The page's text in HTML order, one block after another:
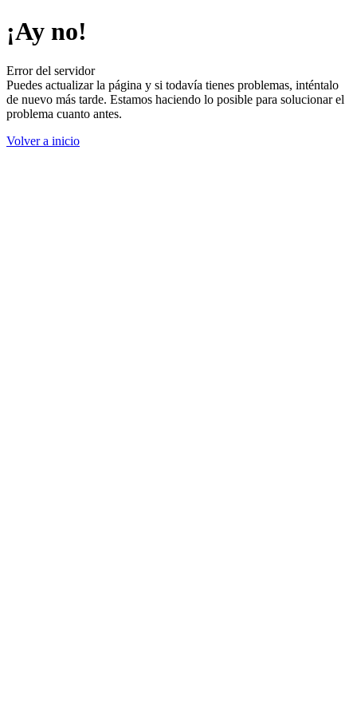
¡Ay no!
Error del servidor
Puedes actualizar la página y si todavía tienes problemas, inténtalo
de nuevo más tarde. Estamos haciendo lo posible para solucionar el
problema cuanto antes.
Volver a inicio